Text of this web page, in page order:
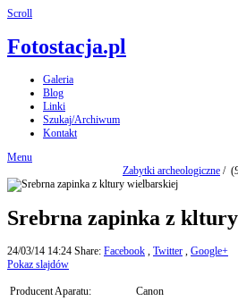
Scroll
Fotostacja.pl
Galeria
Blog
Linki
Szukaj/Archiwum
Kontakt
Menu
Zabytki archeologiczne / (
Srebrna zapinka z
24/03/14 14:24 Share: Facebook , Twitter , Google+
Pokaz slajdów
Producent Aparatu:
Canon